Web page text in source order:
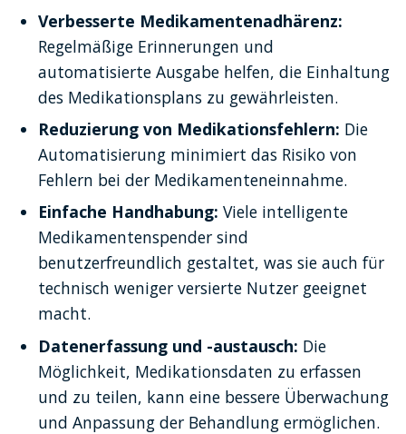
Verbesserte Medikamentenadhärenz:
Regelmäßige Erinnerungen und
automatisierte Ausgabe helfen, die Einhaltung
des Medikationsplans zu gewährleisten.
Reduzierung von Medikationsfehlern: Die
Automatisierung minimiert das Risiko von
Fehlern bei der Medikamenteneinnahme.
Einfache Handhabung: Viele intelligente
Medikamentenspender sind
benutzerfreundlich gestaltet, was sie auch für
technisch weniger versierte Nutzer geeignet
macht.
Datenerfassung und -austausch: Die
Möglichkeit, Medikationsdaten zu erfassen
und zu teilen, kann eine bessere Überwachung
und Anpassung der Behandlung ermöglichen.